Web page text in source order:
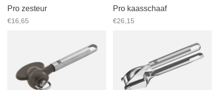
Pro zesteur
€16,65
Pro kaasschaaf
€26,15